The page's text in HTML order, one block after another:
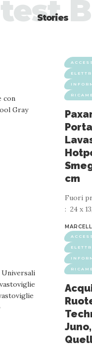
GRANDI
per
13.5 x 12.5
Stories
cm
Fuori produzione ‏ :
: ‎ 24 x